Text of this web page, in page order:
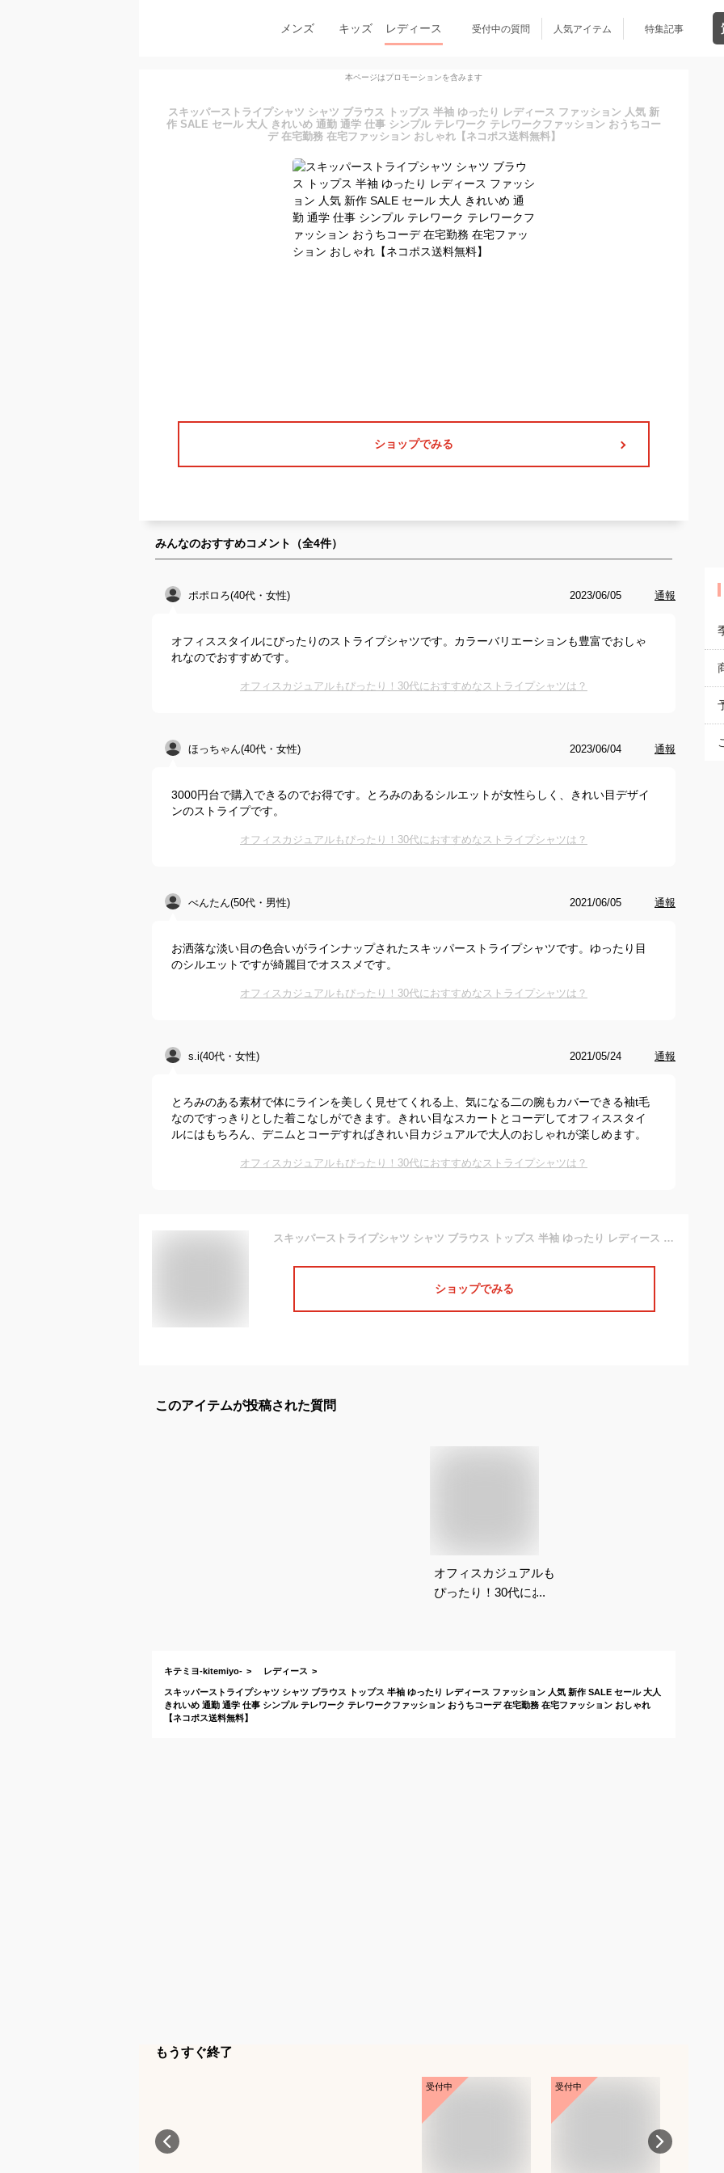
メンズ キッズ レディース 受付中の質問 人気アイテム 特集記事
本ページはプロモーションを含みます
スキッパーストライプシャツ シャツ ブラウス トップス 半袖 ゆったり レディース ファッション 人気 新
作 SALE セール 大人 きれいめ 通勤 通学 仕事 シンプル テレワーク テレワークファッション おうちコー
デ 在宅勤務 在宅ファッション おしゃれ【ネコポス送料無料】
ショップでみる
みんなのおすすめコメント（全4件）
ポポロろ(40代・女性) 2023/06/05 通報
オフィススタイルにぴったりのストライプシャツです。カラーバリエーションも豊富でおしゃ
れなのでおすすめです。
オフィスカジュアルもぴったり！30代におすすめなストライプシャツは？
ほっちゃん(40代・女性) 2023/06/04 通報
3000円台で購入できるのでお得です。とろみのあるシルエットが女性らしく、きれい目デザイ
ンのストライプです。
オフィスカジュアルもぴったり！30代におすすめなストライプシャツは？
べんたん(50代・男性) 2021/06/05 通報
お洒落な淡い目の色合いがラインナップされたスキッパーストライプシャツです。ゆったり目
のシルエットですが綺麗目でオススメです。
オフィスカジュアルもぴったり！30代におすすめなストライプシャツは？
s.i(40代・女性) 2021/05/24 通報
とろみのある素材で体にラインを美しく見せてくれる上、気になる二の腕もカバーできる袖t毛
なのですっきりとした着こなしができます。きれい目なスカートとコーデしてオフィススタイ
ルにはもちろん、デニムとコーデすればきれい目カジュアルで大人のおしゃれが楽しめます。
オフィスカジュアルもぴったり！30代におすすめなストライプシャツは？
スキッパーストライプシャツ シャツ ブラウス トップス 半袖 ゆったり レディース ファッション 人気 新作 SALE セール 大人 きれいめ 通勤 通学 仕事 シンプル テレワーク テレワークファッション おうちコーデ 在宅勤務 在宅ファッション おしゃれ【ネコポス送料無料】
ショップでみる
このアイテムが投稿された質問
オフィスカジュアルも
ぴったり！30代にお
キテミヨ-kitemiyo- レディース
スキッパーストライプシャツ シャツ ブラウス トップス 半袖 ゆったり レディース ファッション 人気 新作 SALE セール 大人
きれいめ 通勤 通学 仕事 シンプル テレワーク テレワークファッション おうちコーデ 在宅勤務 在宅ファッション おしゃれ
【ネコポス送料無料】
もうすぐ終了
受付中 受付中